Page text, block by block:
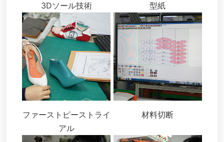
3Dソール技術 型紙
ファーストピーストライ
アル
材料切断